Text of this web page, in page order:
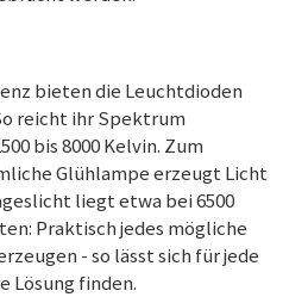
bieten die Leuchtdioden
reicht ihr Spektrum
bis 8000 Kelvin. Zum
Glühlampe erzeugt Licht
liegt etwa bei 6500
Praktisch jedes mögliche
- so lässt sich für jede
Lösung finden.